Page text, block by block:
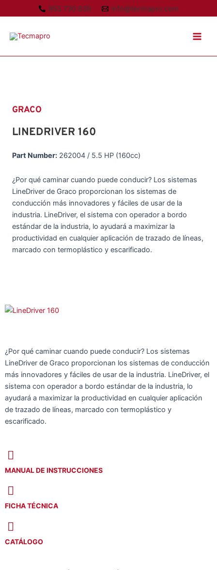
al
955 730 839 info@tecmapro.com
GRACO
LINEDRIVER 160
Part Number: 262004 / 5.5 HP (160cc)
¿Por qué caminar cuando puede conducir? Los sistemas
LineDriver de Graco proporcionan los sistemas de
conducción más innovadores y fáciles de usar de la
industria. LineDriver, el sistema con operador a bordo
estándar de la industria, lo ayudará a maximizar la
productividad en cualquier aplicación de trazado de líneas,
marcado con termoplástico y escarificado.
¿Por qué caminar cuando puede conducir? Los sistemas
LineDriver de Graco proporcionan los sistemas de conducción
más innovadores y fáciles de usar de la industria. LineDriver, el
sistema con operador a bordo estándar de la industria, lo
ayudará a maximizar la productividad en cualquier aplicación
de trazado de líneas, marcado con termoplástico y
escarificado.
MANUAL DE INSTRUCCIONES
FICHA TÉCNICA
CATÁLOGO